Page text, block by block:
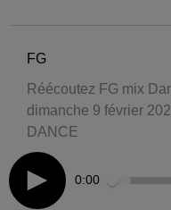
FG
Réécoutez FG mix
dimanche 9 février
DANCE
0:00